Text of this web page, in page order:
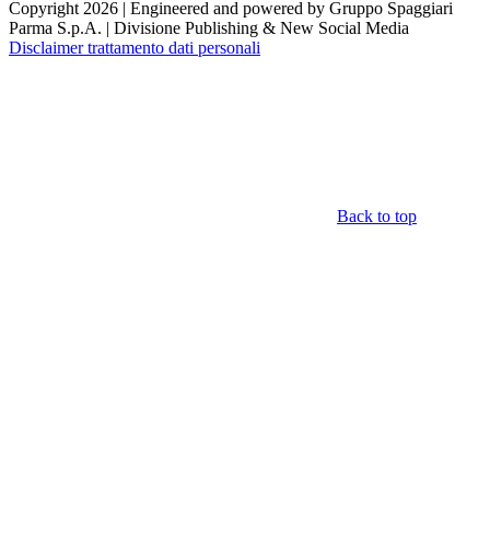
Copyright 2026 | Engineered and powered by Gruppo Spaggiari
Parma S.p.A. | Divisione Publishing & New Social Media
Disclaimer trattamento dati personali
Back to top